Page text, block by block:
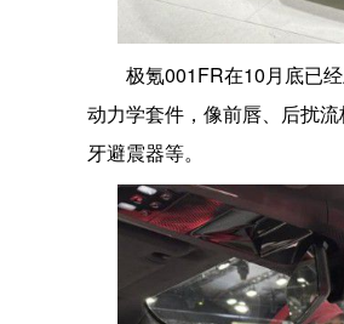
极氪001FR在10月底已
动力学套件，像前唇、后扰
牙避震器等。